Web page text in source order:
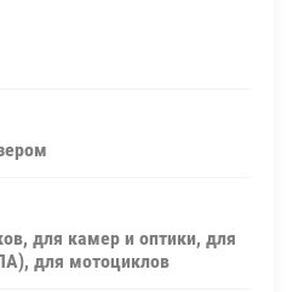
для камер и оптики, для
для мотоциклов